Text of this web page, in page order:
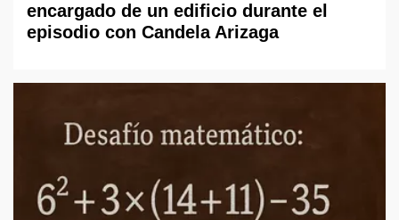
encargado de un edificio durante el
episodio con Candela Arizaga